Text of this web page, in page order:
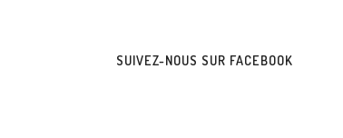
SUIVEZ-NOUS SUR FACEBOOK